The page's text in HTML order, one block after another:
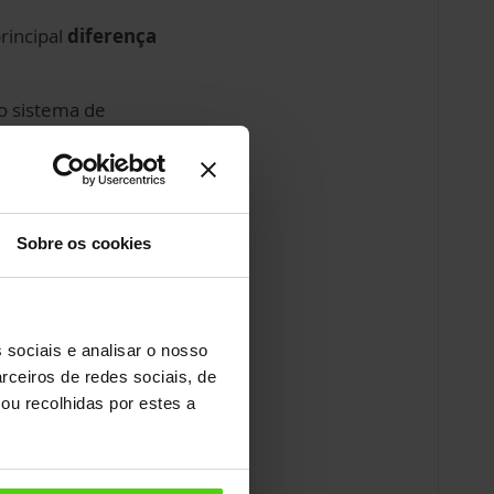
Sobre os cookies
sociais e analisar o nosso
de redes sociais, de
recolhidas por estes a
diferença
sistema de
seus movimentos.
os seus
as
que